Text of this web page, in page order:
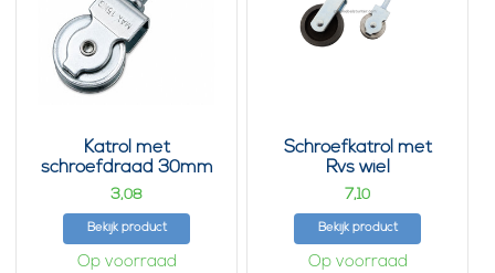
Katrol met
schroefdraad 30mm
3,08
Bekijk product
Op voorraad
Schroefkatrol met
Rvs wiel
7,10
Bekijk product
Op voorraad